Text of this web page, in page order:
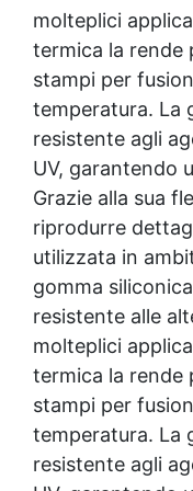
fai da te Silicone
stampi
stampi in
Silicone da
uno stampo in
silicone
Portachiavi in
silicone
silicone
fare un calco
silicone 3d
Come fare uno
negli stampi in
di silicone
Cera di soia
Forma in
stampi in
silicone Silicone
silicone See all
dettagli 22
molteplici
termica la rende
stampi per
temperatura. La
resistente agli
UV, garantendo
Grazie alla sua
riprodurre
utilizzata in
gomma
resistente alle
molteplici
termica la rende
stampi per
temperatura. La
resistente agli